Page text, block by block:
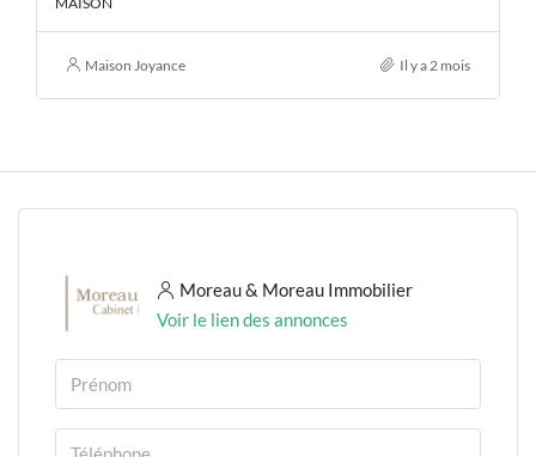
Maison Joyance Il y a 2 mois
Moreau & Moreau Immobilier
Voir le lien des annonces